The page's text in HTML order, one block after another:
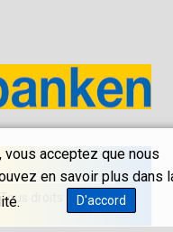
acceptez que nous
en savoir plus dans
D'accord
droits réservés